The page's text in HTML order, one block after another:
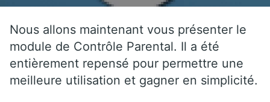
Nous allons maintenant vous présenter le
module de Contrôle Parental. Il a été
entièrement repensé pour permettre une
meilleure utilisation et gagner en simplicité.